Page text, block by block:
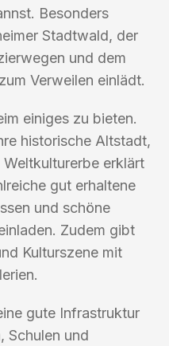
Besonders
Stadtwald, der
und dem
Verweilen einlädt.
einiges zu bieten.
historische Altstadt,
erklärt
gut erhaltene
und schöne
Zudem gibt
Kulturszene mit
gute Infrastruktur
Schulen und